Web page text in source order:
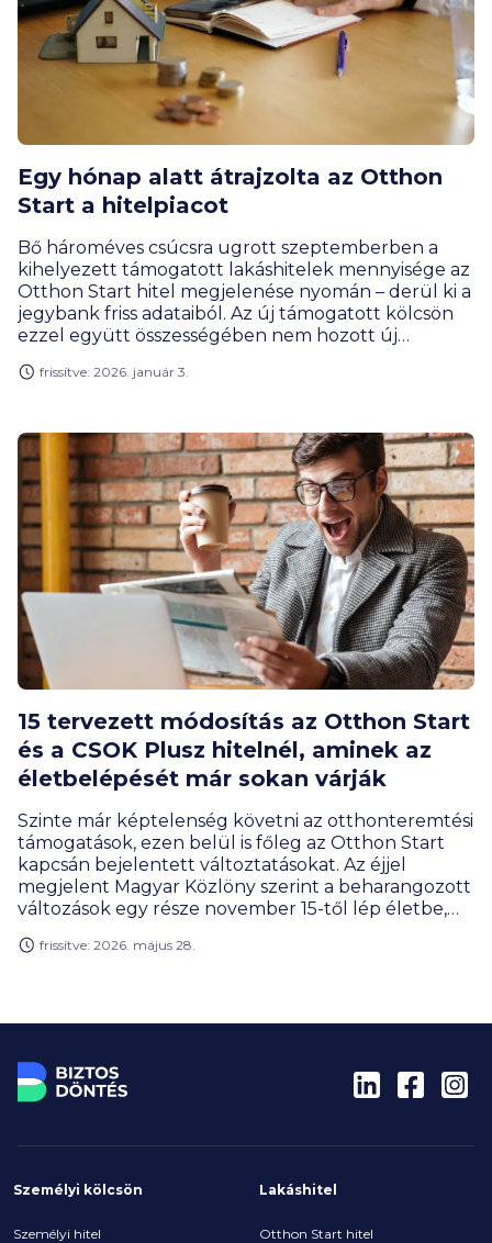
Egy hónap alatt átrajzolta az Otthon
Start a hitelpiacot
Bő hároméves csúcsra ugrott szeptemberben a
kihelyezett támogatott lakáshitelek mennyisége az
Otthon Start hitel megjelenése nyomán – derül ki a
jegybank friss adataiból. Az új támogatott kölcsön
ezzel együtt összességében nem hozott új
kilenc hónap viszont hihetetlen számokat hozott a
frissítve: 2026. január 3.
15 tervezett módosítás az Otthon Start
és a CSOK Plusz hitelnél, aminek az
életbelépését már sokan várják
Szinte már képtelenség követni az otthonteremtési
támogatások, ezen belül is főleg az Otthon Start
kapcsán bejelentett változtatásokat. Az éjjel
megjelent Magyar Közlöny szerint a beharangozott
változások egy része november 15-től lép életbe,
tudni, mikor is várható. A BiztosDöntés.hu
jövőbeni igénylés során.
frissítve: 2026. május 28.
Személyi kölcsön
Személyi hitel
Lakáshitel
Otthon Start hitel